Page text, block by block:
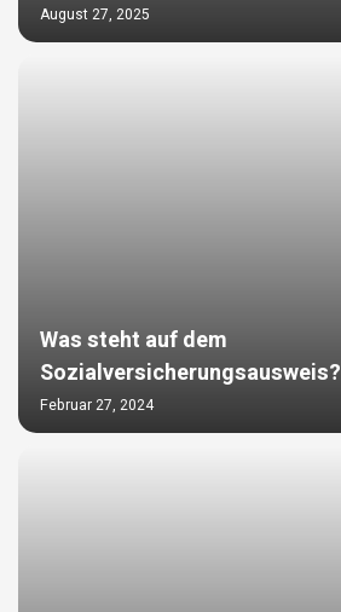
August 27, 2025
Was steht auf dem
Sozialversicherungsausweis?
Februar 27, 2024